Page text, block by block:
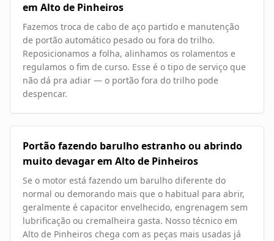
em Alto de Pinheiros
Fazemos troca de cabo de aço partido e manutenção
de portão automático pesado ou fora do trilho.
Reposicionamos a folha, alinhamos os rolamentos e
regulamos o fim de curso. Esse é o tipo de serviço que
não dá pra adiar — o portão fora do trilho pode
despencar.
Portão fazendo barulho estranho ou abrindo
muito devagar em Alto de Pinheiros
Se o motor está fazendo um barulho diferente do
normal ou demorando mais que o habitual para abrir,
geralmente é capacitor envelhecido, engrenagem sem
lubrificação ou cremalheira gasta. Nosso técnico em
Alto de Pinheiros chega com as peças mais usadas já